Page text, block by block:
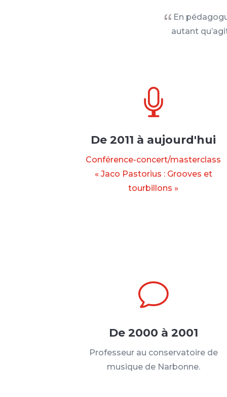
En
autant

De 2011 à aujourd'hui
Conférence-concert/masterclass
« Jaco Pastorius : Grooves et
tourbillons »
v
De 2000 à 2001
Professeur au conservatoire de
musique de Narbonne.